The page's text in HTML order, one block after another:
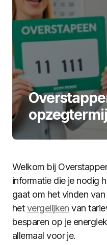
Overstappen energie
Welkom bij
informatie die je nodig
gaat om het vinden
hetvergelijken van
besparen op je
allemaal voor je.